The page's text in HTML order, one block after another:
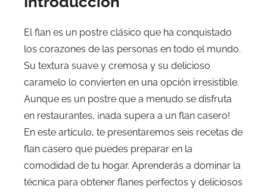
El flan es un postre clásico que ha conquistado
los corazones de las personas en todo el mundo.
Su textura suave y cremosa y su delicioso
caramelo lo convierten en una opción irresistible.
Aunque es un postre que a menudo se disfruta
en restaurantes, ¡nada supera a un flan casero!
En este artículo, te presentaremos seis recetas de
flan casero que puedes preparar en la
comodidad de tu hogar. Aprenderás a dominar la
técnica para obtener flanes perfectos y deliciosos